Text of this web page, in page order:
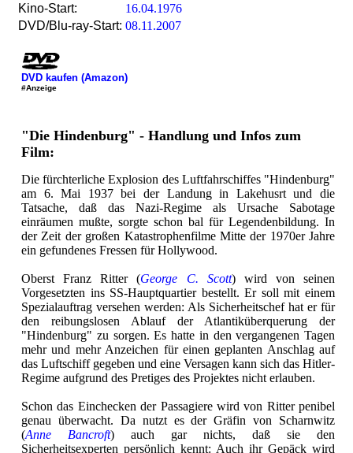
Kino-Start:
16.04.1976
DVD/Blu-ray-Start: 08.11.2007
DVD kaufen (Amazon)
#Anzeige
"Die Hindenburg" - Handlung und Infos zum
Film:
Die fürchterliche Explosion des Luftfahrschiffes "Hindenburg"
am 6. Mai 1937 bei der Landung in Lakehusrt und die
Tatsache, daß das Nazi-Regime als Ursache Sabotage
einräumen mußte, sorgte schon bal für Legendenbildung. In
der Zeit der großen Katastrophenfilme Mitte der 1970er Jahre
ein gefundenes Fressen für Hollywood.
Oberst Franz Ritter (George C. Scott) wird von seinen
Vorgesetzten ins SS-Hauptquartier bestellt. Er soll mit einem
Spezialauftrag versehen werden: Als Sicherheitschef hat er für
den reibungslosen Ablauf der Atlantiküberquerung der
"Hindenburg" zu sorgen. Es hatte in den vergangenen Tagen
mehr und mehr Anzeichen für einen geplanten Anschlag auf
das Luftschiff gegeben und eine Versagen kann sich das Hitler-
Regime aufgrund des Pretiges des Projektes nicht erlauben.
Schon das Einchecken der Passagiere wird von Ritter penibel
genau überwacht. Da nutzt es der Gräfin von Scharnwitz
(Anne Bancroft) auch gar nichts, daß sie den
Sicherheitsexperten persönlich kennt: Auch ihr Gepäck wird